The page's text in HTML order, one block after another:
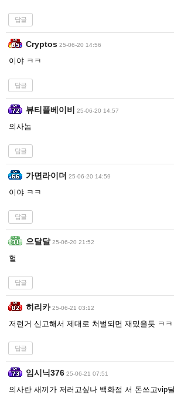
답글
Cryptos 25-06-20 14:56
이야 ㅋㅋ
답글
뷰티플베이비 25-06-20 14:57
의사놈
답글
가면라이더 25-06-20 14:59
이야 ㅋㅋ
답글
으달달 25-06-20 21:52
헐
답글
히리카 25-06-21 03:12
저런거 신고해서 제대로 처벌되면 재밌을듯 ㅋㅋ
답글
임시닉376 25-06-21 07:51
의사란 새끼가 저러고싶나 백화점 서 돈쓰고vip